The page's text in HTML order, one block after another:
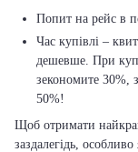
Попит на рейс в
Час купівлі –
дешевше. При
зекономите 30%,
50%!
Щоб отримати
заздалегідь,